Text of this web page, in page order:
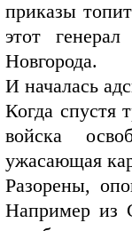
приказы
этот
Новгорода.
И началась
Когда спустя
войска
ужасающая
Разорены,
Например из